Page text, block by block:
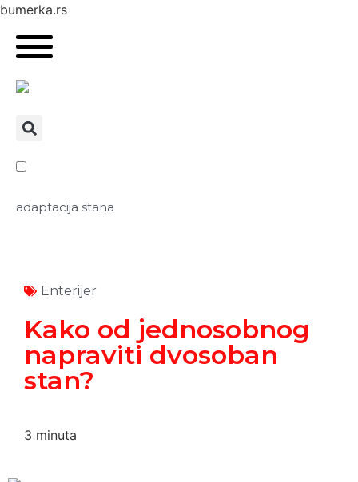
bumerka.rs
adaptacija stana
Enterijer
Kako od jednosobnog
napraviti dvosoban
stan?
3 minuta